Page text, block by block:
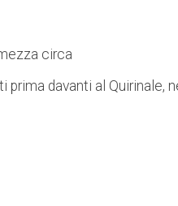
circa
prima davanti al Quirinale,